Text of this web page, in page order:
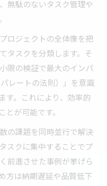
無駄のないタスク管理や
ロジェクトの全体像を把
タスクを分類します。そ
限の検証で最大のインパ
レートの法則）」を意識
す。これにより、効率的
が可能です。
の課題を同時並行で解決
スクに集中することでプ
前進させた事例が挙げら
方は納期遅延や品質低下